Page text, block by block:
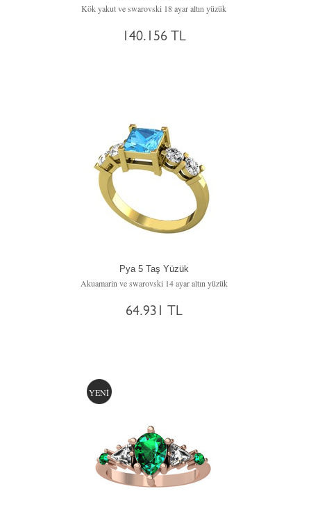
Kök yakut ve swarovski 18 ayar altın yüzük
140.156 TL
Pya 5 Taş Yüzük
Akuamarin ve swarovski 14 ayar altın yüzük
64.931 TL
YENİ